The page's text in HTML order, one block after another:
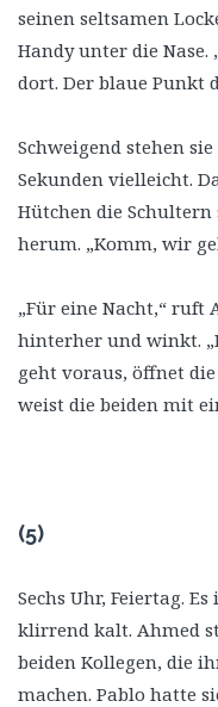
seinen seltsamen
Handy unter die Nase.
dort. Der blaue Punkt
Schweigend stehen
Sekunden vielleicht.
Hütchen die
herum. „Komm, wir
„Für eine Nacht,“ ruft
hinterher und winkt.
geht voraus, öffnet
weist die beiden mit
(5)
Sechs Uhr, Feiertag.
klirrend kalt. Ahmed
beiden Kollegen, die
machen. Pablo hatte